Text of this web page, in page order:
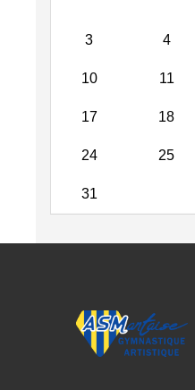
3 4
10 11
17 18
24 25
31